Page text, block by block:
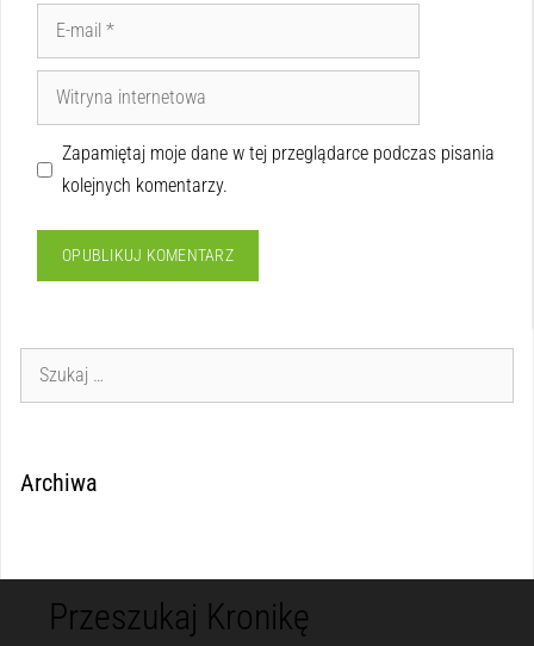
Zapamiętaj moje dane w tej przeglądarce podczas pisania
kolejnych komentarzy.
Archiwa
Przeszukaj Kronikę